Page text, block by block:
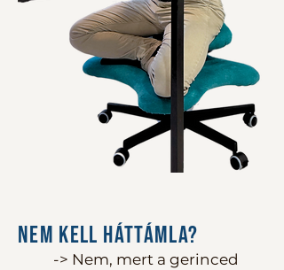
Nem kell háttámla?
-> Nem, mert a gerinced